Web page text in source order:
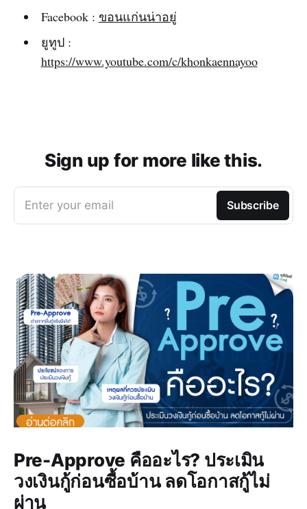
Facebook : ขอนแก่นน่าอยู่
ยูทูป :
https://www.youtube.com/c/khonkaennayoo
Sign up for more like this.
Enter your email Subscribe
Pre-Approve คืออะไร? ประเมิน
วงเงินกู้ก่อนซื้อบ้าน ลดโอกาสกู้ไม่
ผ่าน